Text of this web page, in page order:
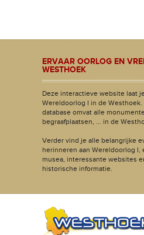
ERVAAR OORLOG EN
WESTHOEK
Deze interactieve website laat
Wereldoorlog I in de Westhoek.
database omvat alle
begraafplaatsen, ... in de
Verder vind je alle belangrijke
herinneren aan Wereldoorlog
musea, interessante websites
historische informatie.